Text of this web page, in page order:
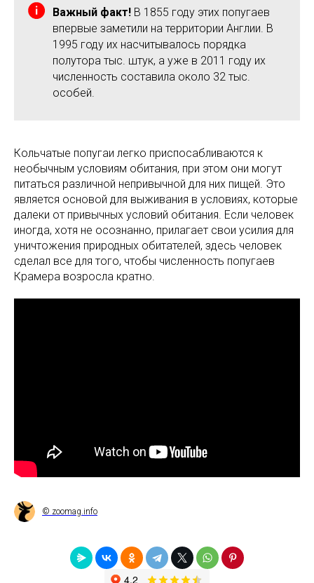
Важный факт! В 1855 году этих попугаев
впервые заметили на территории Англии. В
1995 году их насчитывалось порядка
полутора тыс. штук, а уже в 2011 году их
численность составила около 32 тыс.
особей.
Кольчатые попугаи легко приспосабливаются к
необычным условиям обитания, при этом они могут
питаться различной непривычной для них пищей. Это
является основой для выживания в условиях, которые
далеки от привычных условий обитания. Если человек
иногда, хотя не осознанно, прилагает свои усилия для
уничтожения природных обитателей, здесь человек
сделал все для того, чтобы численность попугаев
Крамера возросла кратно.
© zoomag.info